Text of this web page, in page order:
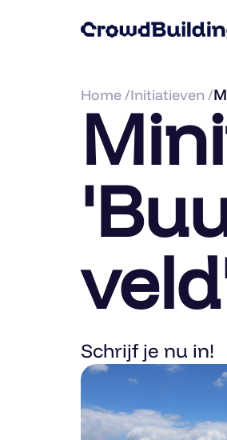
Home /Initiatieven /
Schrijf je nu in!